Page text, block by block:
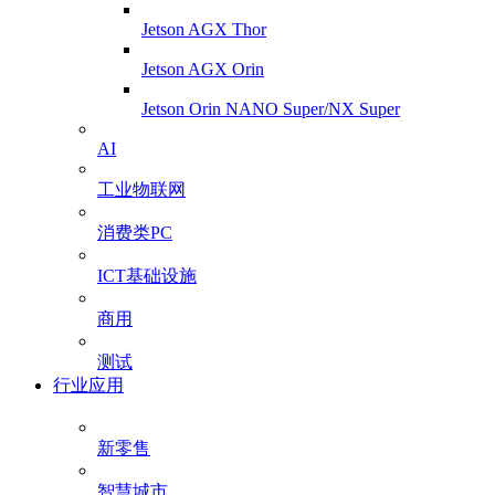
Jetson AGX Thor
Jetson AGX Orin
Jetson Orin NANO Super/NX Super
AI
工业物联网
消费类PC
ICT基础设施
商用
测试
行业应用
新零售
智慧城市